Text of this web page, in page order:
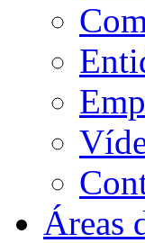
Áreas